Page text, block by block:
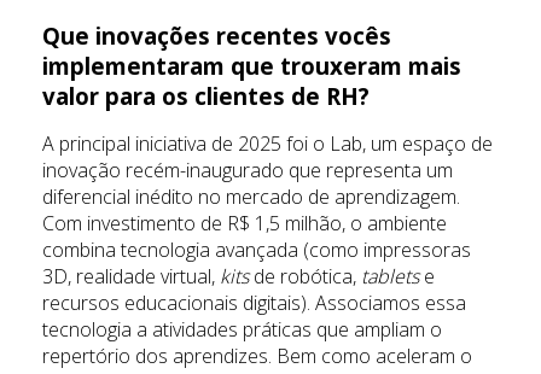
Que inovações recentes vocês
implementaram que trouxeram mais
valor para os clientes de RH?
A principal iniciativa de 2025 foi o Lab, um espaço de
inovação recém-inaugurado que representa um
diferencial inédito no mercado de aprendizagem.
Com investimento de R$ 1,5 milhão, o ambiente
combina tecnologia avançada (como impressoras
3D, realidade virtual, kitsde robótica, tabletse
recursos educacionais digitais). Associamos essa
tecnologia a atividades práticas que ampliam o
repertório dos aprendizes. Bem como aceleram o